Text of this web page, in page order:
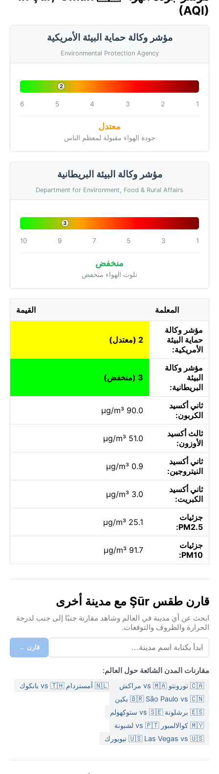
(AQI)
مؤشر وكالة حماية البيئة الأمريكية
Environmental Protection Agency
2
1
2
3
4
5
6
معتدل
جودة الهواء مقبولة لمعظم الناس
مؤشر وكالة البيئة البريطانية
Department for Environment, Food & Rural Affairs
3
1
3
5
7
9
10
منخفض
تلوث الهواء منخفض
المعلمة القيمة
مؤشر وكالة
حماية البيئة
الأمريكية:
2 (معتدل)
مؤشر وكالة
البيئة
البريطانية:
3 (منخفض)
ثاني أكسيد
الكربون:
90.0 µg/m³
ثالث أكسيد
الأوزون:
51.0 µg/m³
ثاني أكسيد
النيتروجين:
0.9 µg/m³
ثاني أكسيد
الكبريت:
3.0 µg/m³
جزئيات
PM2.5:
25.1 µg/m³
جزئيات
PM10:
91.7 µg/m³
قارن طقس Şūr مع مدينة أخرى
ابحث عن أي مدينة في العالم وشاهد مقارنة جنبًا إلى جنب لدرجة
الحرارة والظروف والتوقعات.
قارن →
مقارنات المدن الشائعة حول العالم:
🇨🇦 تورونتو vs 🇲🇦 مراكش
🇳🇱 أمستردام vs 🇹🇭 بانكوك
🇧🇷 São Paulo vs 🇨🇳 بكين
🇪🇸 برشلونة vs 🇸🇪 ستوكهولم
🇲🇾 كوالالمبور vs 🇵🇹 لشبونة
🇺🇸 Las Vegas vs 🇺🇸 نيويورك